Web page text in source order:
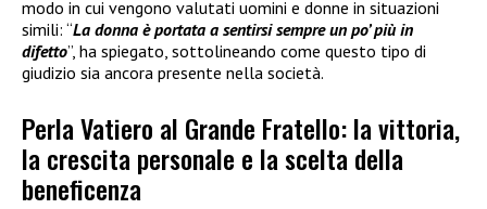
modo in cui vengono valutati uomini e donne in situazioni
simili: “La donna è portata a sentirsi sempre un po’ più in
difetto”, ha spiegato, sottolineando come questo tipo di
giudizio sia ancora presente nella società.
Perla Vatiero al Grande Fratello: la vittoria,
la crescita personale e la scelta della
beneficenza